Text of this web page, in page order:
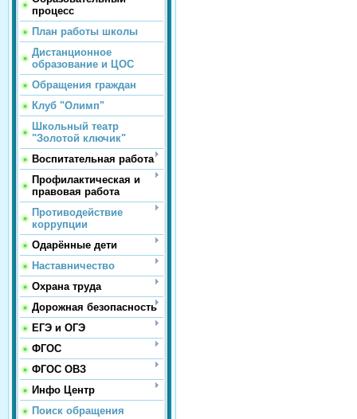
процесс
План работы школы
Дистанционное
образование и ЦОС
Обращения граждан
Клуб "Олимп"
Школьный театр
"Золотой ключик"
Воспитательная работа
Профилактическая и
правовая работа
Противодействие
коррупции
Одарённые дети
Наставничество
Охрана труда
Дорожная безопасность
ЕГЭ и ОГЭ
ФГОС
ФГОС ОВЗ
Инфо Центр
Поиск обращения